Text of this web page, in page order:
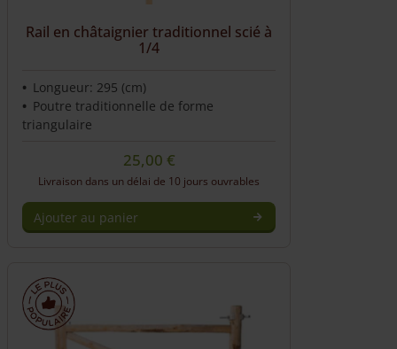
Rail en châtaignier traditionnel scié à
1/4
Longueur: 295 (cm)
Poutre traditionnelle de forme
triangulaire
25,00 €
Livraison dans un délai de 10 jours ouvrables
Ajouter au panier